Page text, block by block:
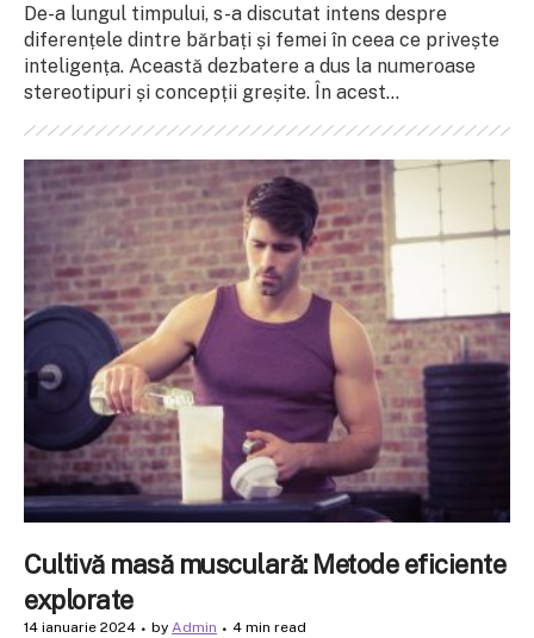
De-a lungul timpului, s-a discutat intens despre
diferențele dintre bărbați și femei în ceea ce privește
inteligența. Această dezbatere a dus la numeroase
stereotipuri și concepții greșite. În acest...
Cultivă masă musculară: Metode eficiente
explorate
14 ianuarie 2024 by Admin 4 min read